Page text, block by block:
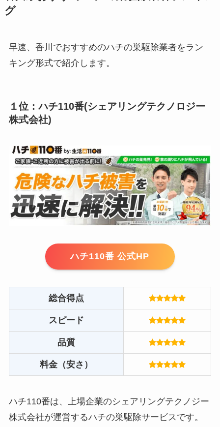
グ
早速、香川でおすすめのハチの巣駆除業者をラン
キング形式で紹介します。
１位：ハチ110番(シェアリングテクノロジー
株式会社)
ハチ110番 公式HP
総合得点
スピード
品質
料金（安さ）
ハチ110番は、上場企業のシェアリングテクノジー
株式会社が運営するハチの巣駆除サービスです。